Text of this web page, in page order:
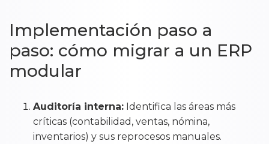
Implementación paso a
paso: cómo migrar a un ERP
modular
Auditoría interna: Identifica las áreas más
críticas (contabilidad, ventas, nómina,
inventarios) y sus reprocesos manuales.